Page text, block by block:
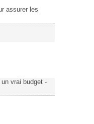
assurer les
vrai budget -